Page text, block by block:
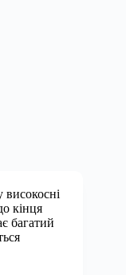
кінця
багатий